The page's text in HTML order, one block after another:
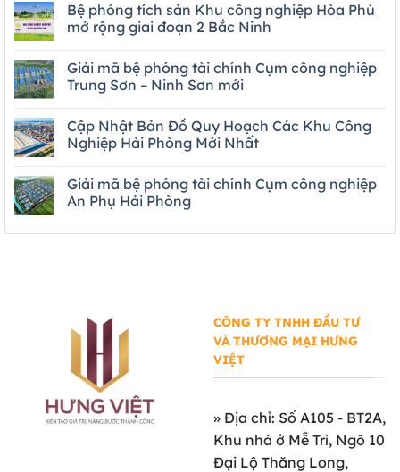
Bệ phóng tích sản Khu công nghiệp Hòa Phú
mở rộng giai đoạn 2 Bắc Ninh
Giải mã bệ phóng tài chính Cụm công nghiệp
Trung Sơn – Ninh Sơn mới
Cập Nhật Bản Đồ Quy Hoạch Các Khu Công
Nghiệp Hải Phòng Mới Nhất
Giải mã bệ phóng tài chính Cụm công nghiệp
An Phụ Hải Phòng
CÔNG TY TNHH ĐẦU TƯ
VÀ THƯƠNG MẠI HƯNG
VIỆT
» Địa chỉ: Số A105 - BT2A,
Khu nhà ở Mễ Trì, Ngõ 10
Đại Lộ Thăng Long,